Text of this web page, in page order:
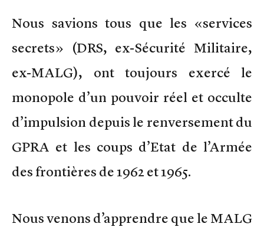
Nous savions tous que les «services
secrets» (DRS, ex-Sécurité Militaire,
ex-MALG), ont toujours exercé le
monopole d’un pouvoir réel et occulte
d’impulsion depuis le renversement du
GPRA et les coups d’Etat de l’Armée
des frontières de 1962 et 1965.
Nous venons d’apprendre que le MALG